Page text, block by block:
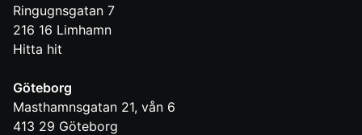
Ringugnsgatan 7
216 16 Limhamn
Hitta hit
Göteborg
Masthamnsgatan 21, vån 6
413 29 Göteborg